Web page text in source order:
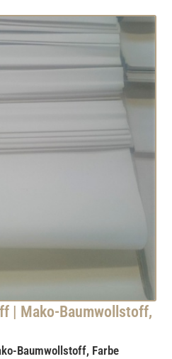
| Mako-Baumwollstoff,
Baumwollstoff, Farbe